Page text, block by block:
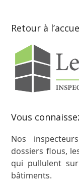
Retour à
Vous
Nos
dossiers flous,
qui pullulent
bâtiments.